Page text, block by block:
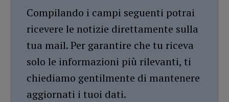
Compilando i campi seguenti potrai
ricevere le notizie direttamente sulla
tua mail. Per garantire che tu riceva
solo le informazioni più rilevanti, ti
chiediamo gentilmente di mantenere
aggiornati i tuoi dati.